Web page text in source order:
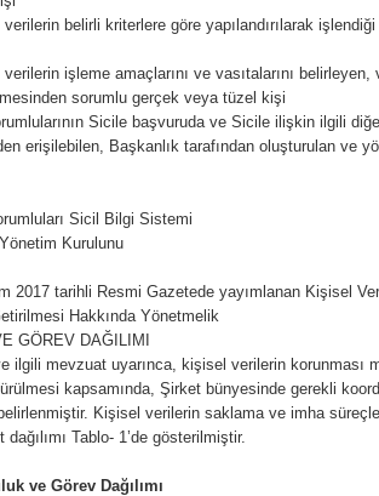
verilerin belirli kriterlere göre yapılandırılarak
işleme amaçlarını ve vasıtalarını
sorumlu gerçek veya tüzel kişi
Sicile başvuruda ve Sicile ilişkin ilgili
erişilebilen, Başkanlık tarafından oluşturulan ve
Sicil Bilgi Sistemi
Kurulunu
2017 tarihli Resmi Gazetede yayımlanan Kişisel
Hakkında Yönetmelik
GÖREV DAĞILIMI
ilgili mevzuat uyarınca, kişisel verilerin korunması
kapsamında, Şirket bünyesinde gerekli
Kişisel verilerin saklama ve imha
dağılımı Tablo- 1’de gösterilmiştir.
ve Görev Dağılımı